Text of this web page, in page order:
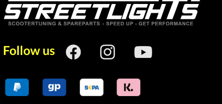
Follow us